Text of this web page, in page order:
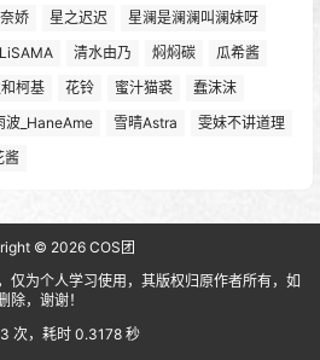
娇 星之迟迟
星澜是澜澜叫澜妹呀
清水由乃 焖焖碳
瓜希酱
柯基 花铃 蜜汁猫裘
蠢沫沫
波_HaneAme 雪晴Astra
雯妹不讲道理
酱
© 2026 COS团
仅为个人学习使用，其版权归原作者所有，如
，谢谢！
次，耗时 0.3178 秒